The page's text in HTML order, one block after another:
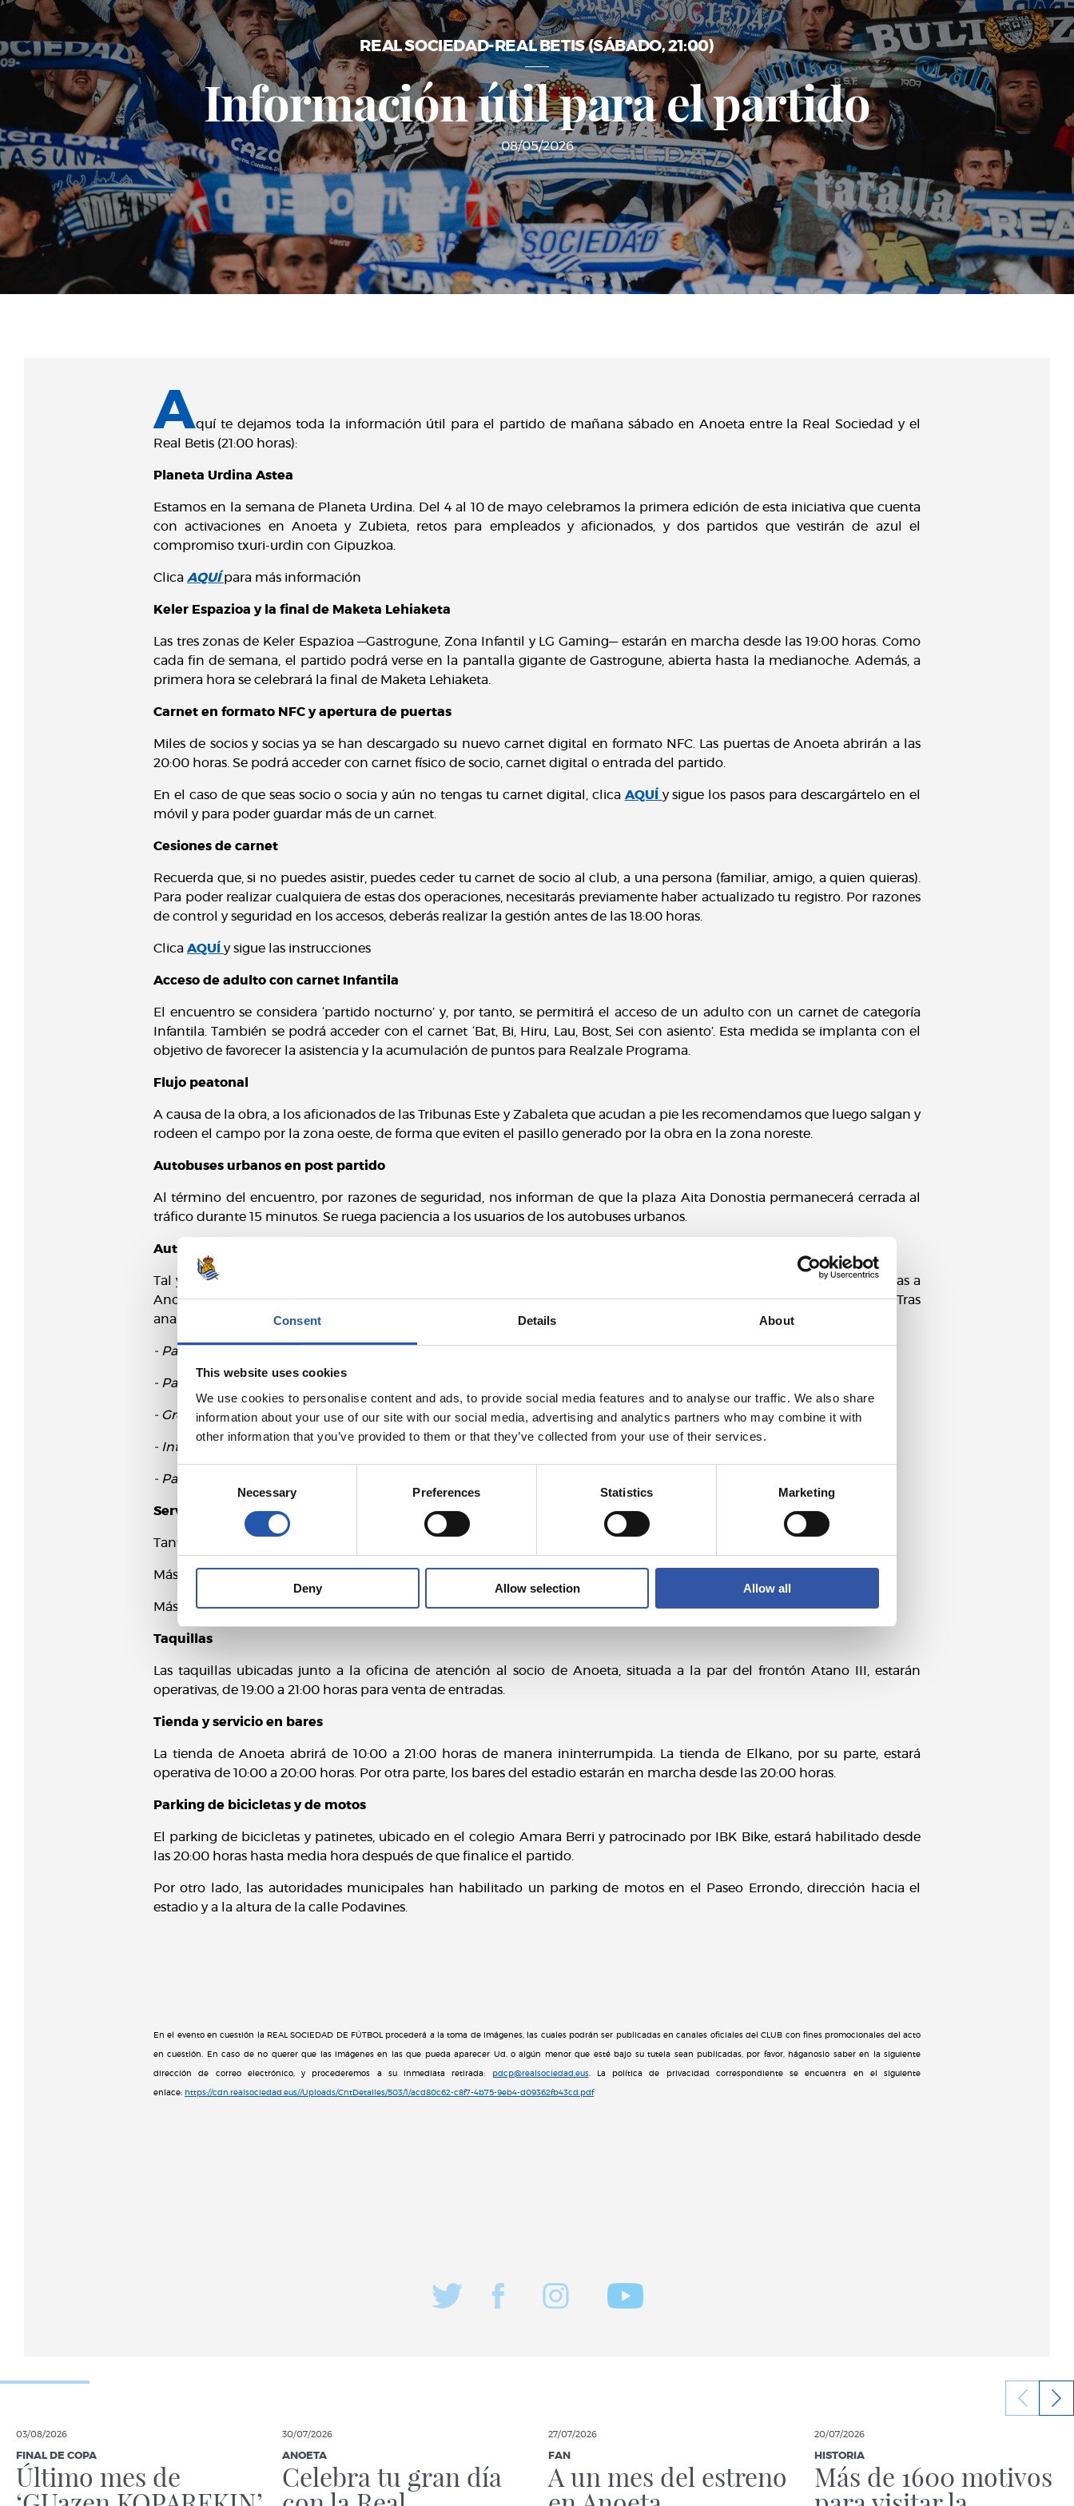
Consent Details About
This website uses cookies
We use cookies to personalise content and ads, to provide social media features and to analyse our traffic. We also share
information about your use of our site with our social media, advertising and analytics partners who may combine it with
other information that you’ve provided to them or that they’ve collected from your use of their services.
Consent
Necessary Preferences Statistics Marketing
Deny Allow selection Allow all
REAL SOCIEDAD-REAL BETIS (SÁBADO, 21:00)
Información útil para el partido
08/05/2026
Aquí te dejamos toda la información útil para el partido de mañana sábado en Anoeta entre la Real Sociedad y el
Real Betis (21:00 horas):
Planeta Urdina Astea
Estamos en la semana de Planeta Urdina. Del 4 al 10 de mayo celebramos la primera edición de esta iniciativa que cuenta
con activaciones en Anoeta y Zubieta, retos para empleados y aficionados, y dos partidos que vestirán de azul el
compromiso txuri-urdin con Gipuzkoa.
Clica AQUÍ para más información
Keler Espazioa y la final de Maketa Lehiaketa
Las tres zonas de Keler Espazioa —Gastrogune, Zona Infantil y LG Gaming— estarán en marcha desde las 19:00 horas. Como
cada fin de semana, el partido podrá verse en la pantalla gigante de Gastrogune, abierta hasta la medianoche. Además, a
primera hora se celebrará la final de Maketa Lehiaketa.
Carnet en formato NFC y apertura de puertas
Miles de socios y socias ya se han descargado su nuevo carnet digital en formato NFC. Las puertas de Anoeta abrirán a las
20:00 horas. Se podrá acceder con carnet físico de socio, carnet digital o entrada del partido.
En el caso de que seas socio o socia y aún no tengas tu carnet digital, clica AQUÍ y sigue los pasos para descargártelo en el
móvil y para poder guardar más de un carnet.
Cesiones de carnet
Recuerda que, si no puedes asistir, puedes ceder tu carnet de socio al club, a una persona (familiar, amigo, a quien quieras).
Para poder realizar cualquiera de estas dos operaciones, necesitarás previamente haber actualizado tu registro. Por razones
de control y seguridad en los accesos, deberás realizar la gestión antes de las 18:00 horas.
Clica AQUÍ y sigue las instrucciones
Acceso de adulto con carnet Infantila
El encuentro se considera ‘partido nocturno’ y, por tanto, se permitirá el acceso de un adulto con un carnet de categoría
Infantila. También se podrá acceder con el carnet ‘Bat, Bi, Hiru, Lau, Bost, Sei con asiento’. Esta medida se implanta con el
objetivo de favorecer la asistencia y la acumulación de puntos para Realzale Programa.
Flujo peatonal
A causa de la obra, a los aficionados de las Tribunas Este y Zabaleta que acudan a pie les recomendamos que luego salgan y
rodeen el campo por la zona oeste, de forma que eviten el pasillo generado por la obra en la zona noreste.
Autobuses urbanos en post partido
Al término del encuentro, por razones de seguridad, nos informan de que la plaza Aita Donostia permanecerá cerrada al
tráfico durante 15 minutos. Se ruega paciencia a los usuarios de los autobuses urbanos.
Autobuses desde la provincia
Tal y como se adelantó en la Junta General de Accionistas, se han habilitado nuevas zonas de estacionamiento cercanas a
Anoeta, tanto para llegada como para salida del estadio, que sustituyen a Illunbe y reducen las dificultades de acceso. Tras
analizar múltiples alternativas, las ubicaciones viables son las siguientes:
- Paseo Zorroaga 22 (dirección Loiola): 13 autobuses
- Paseo Zorroaga 26 (dirección Loiola): 13 autobuses
- Gregorio Ordoñez (dirección Riberas de Loiola): 10 autobuses
- Interior del anillo de Anoeta: 9 autobuses
- Paseo Zorroaga – Social Hub (dirección Anoeta): 16 autobuses (únicamente estacionamiento)
Servicio especial de Euskotren y Donostiabus
Tanto Euskotren como Donostiabus ofrecerán servicios especiales.
Más información Euskotren (clica
Más información Donostiabus (clicaAQUÍ)
Taquillas
Las taquillas ubicadas junto a la oficina de atención al socio de Anoeta, situada a la par del frontón Atano III, estarán
operativas, de 19:00 a 21:00 horas para venta de entradas.
Tienda y servicio en bares
La tienda de Anoeta abrirá de 10:00 a 21:00 horas de manera ininterrumpida. La tienda de Elkano, por su parte, estará
operativa de 10:00 a 20:00 horas. Por otra parte, los bares del estadio estarán en marcha desde las 20:00 horas.
Parking de bicicletas y de motos
El parking de bicicletas y patinetes, ubicado en el colegio Amara Berri y patrocinado por IBK Bike, estará habilitado desde
las 20:00 horas hasta media hora después de que finalice el partido.
Por otro lado, las autoridades municipales han habilitado un parking de motos en el Paseo Errondo, dirección hacia el
estadio y a la altura de la calle Podavines.
En el evento en cuestión la REAL SOCIEDAD DE FÚTBOL procederá a la toma de imágenes, las cuales podrán ser publicadas en canales oficiales del CLUB con fines promocionales del acto
en cuestión. En caso de no querer que las imágenes en las que pueda aparecer Ud. o algún menor que esté bajo su tutela sean publicadas, por favor, háganoslo saber en la siguiente
dirección de correo electrónico, y procederemos a su inmediata retirada: pdcp@realsociedad.eus. La política de privacidad correspondiente se encuentra en el siguiente
enlace: https://cdn.realsociedad.eus//Uploads/CntDetalles/503/1/acd80c62-c8f7-4b75-9eb4-d09362fb43cd.pdf
03/08/2026
FINAL DE COPA
Último mes de
30/07/2026
ANOETA
Celebra tu gran día
27/07/2026
FAN
A un mes del estreno
20/07/2026
HISTORIA
Más de 1600 motivos